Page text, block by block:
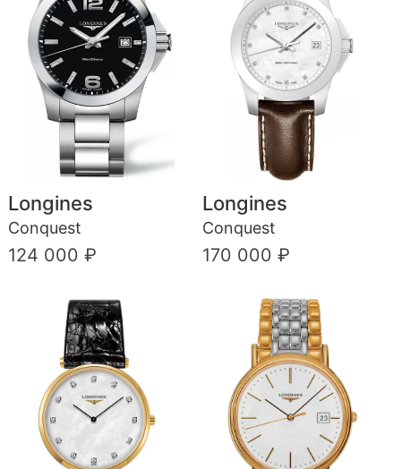
Longines
Conquest
124 000 ₽
Longines
Conquest
170 000 ₽